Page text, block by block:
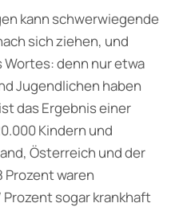
kann schwerwiegende
sich ziehen, und
Wortes: denn nur etwa
Jugendlichen haben
das Ergebnis einer
Kindern und
Österreich und der
Prozent waren
sogar krankhaft